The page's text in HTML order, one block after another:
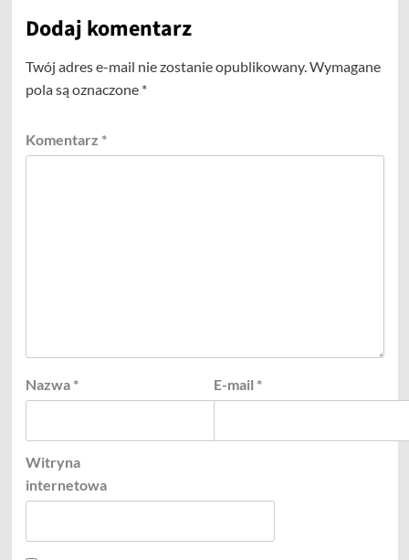
Dodaj komentarz
Twój adres e-mail nie zostanie opublikowany.Wymagane
pola są oznaczone *
Komentarz *
Nazwa * E-mail *
Witryna
internetowa